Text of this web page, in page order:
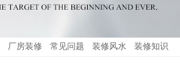
厂房装修 常见问题 装修风水 装修知识